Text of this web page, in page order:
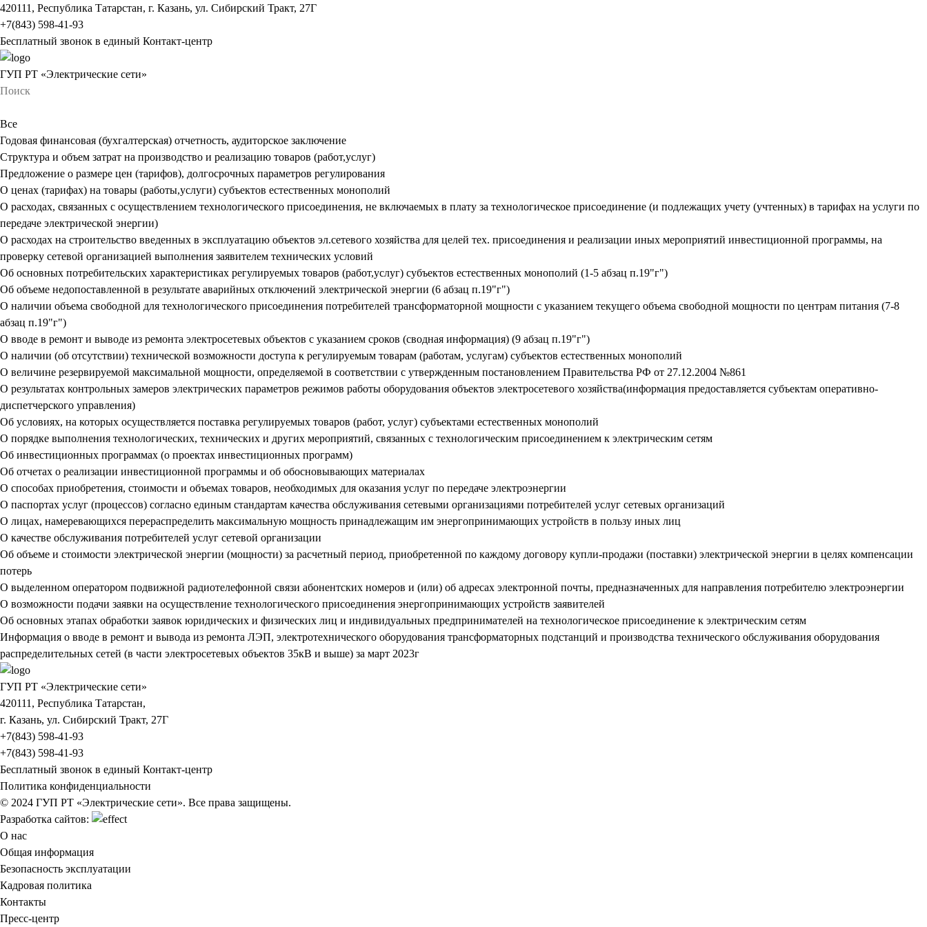
420111, Республика Татарстан, г. Казань, ул. Сибирский Тракт, 27Г
+7(843) 598-41-93
Бесплатный звонок в единый Контакт-центр
ГУП РТ «Электрические сети»
Все
Годовая финансовая (бухгалтерская) отчетность, аудиторское заключение
Структура и объем затрат на производство и реализацию товаров (работ,услуг)
Предложение о размере цен (тарифов), долгосрочных параметров регулирования
О ценах (тарифах) на товары (работы,услуги) субъектов естественных монополий
О расходах, связанных с осуществлением технологического присоединения, не включаемых в плату за технологическое присоединение (и подлежащих учету (учтенных) в тарифах на услуги по
передаче электрической энергии)
О расходах на строительство введенных в эксплуатацию объектов эл.сетевого хозяйства для целей тех. присоединения и реализации иных мероприятий инвестиционной программы, на
проверку сетевой организацией выполнения заявителем технических условий
Об основных потребительских характеристиках регулируемых товаров (работ,услуг) субъектов естественных монополий (1-5 абзац п.19"г")
Об объеме недопоставленной в результате аварийных отключений электрической энергии (6 абзац п.19"г")
О наличии объема свободной для технологического присоединения потребителей трансформаторной мощности с указанием текущего объема свободной мощности по центрам питания (7-8
абзац п.19"г")
О вводе в ремонт и выводе из ремонта электросетевых объектов с указанием сроков (сводная информация) (9 абзац п.19"г")
О наличии (об отсутствии) технической возможности доступа к регулируемым товарам (работам, услугам) субъектов естественных монополий
О величине резервируемой максимальной мощности, определяемой в соответствии с утвержденным постановлением Правительства РФ от 27.12.2004 №861
О результатах контрольных замеров электрических параметров режимов работы оборудования объектов электросетевого хозяйства(информация предоставляется субъектам оперативно-
диспетчерского управления)
Об условиях, на которых осуществляется поставка регулируемых товаров (работ, услуг) субъектами естественных монополий
О порядке выполнения технологических, технических и других мероприятий, связанных с технологическим присоединением к электрическим сетям
Об инвестиционных программах (о проектах инвестиционных программ)
Об отчетах о реализации инвестиционной программы и об обосновывающих материалах
О способах приобретения, стоимости и объемах товаров, необходимых для оказания услуг по передаче электроэнергии
О паспортах услуг (процессов) согласно единым стандартам качества обслуживания сетевыми организациями потребителей услуг сетевых организаций
О лицах, намеревающихся перераспределить максимальную мощность принадлежащим им энергопринимающих устройств в пользу иных лиц
О качестве обслуживания потребителей услуг сетевой организации
Об объеме и стоимости электрической энергии (мощности) за расчетный период, приобретенной по каждому договору купли-продажи (поставки) электрической энергии в целях компенсации
потерь
О выделенном оператором подвижной радиотелефонной связи абонентских номеров и (или) об адресах электронной почты, предназначенных для направления потребителю электроэнергии
О возможности подачи заявки на осуществление технологического присоединения энергопринимающих устройств заявителей
Об основных этапах обработки заявок юридических и физических лиц и индивидуальных предпринимателей на технологическое присоединение к электрическим сетям
Информация о вводе в ремонт и вывода из ремонта ЛЭП, электротехнического оборудования трансформаторных подстанций и производства технического обслуживания оборудования
распределительных сетей (в части электросетевых объектов 35кВ и выше) за март 2023г
ГУП РТ «Электрические сети»
420111, Республика Татарстан,
г. Казань, ул. Сибирский Тракт, 27Г
+7(843) 598-41-93
+7(843) 598-41-93
Бесплатный звонок в единый Контакт-центр
Политика конфиденциальности
© 2024 ГУП РТ «Электрические сети». Все права защищены.
Разработка сайтов:
О нас
Общая информация
Безопасность эксплуатации
Кадровая политика
Контакты
Пресс-центр